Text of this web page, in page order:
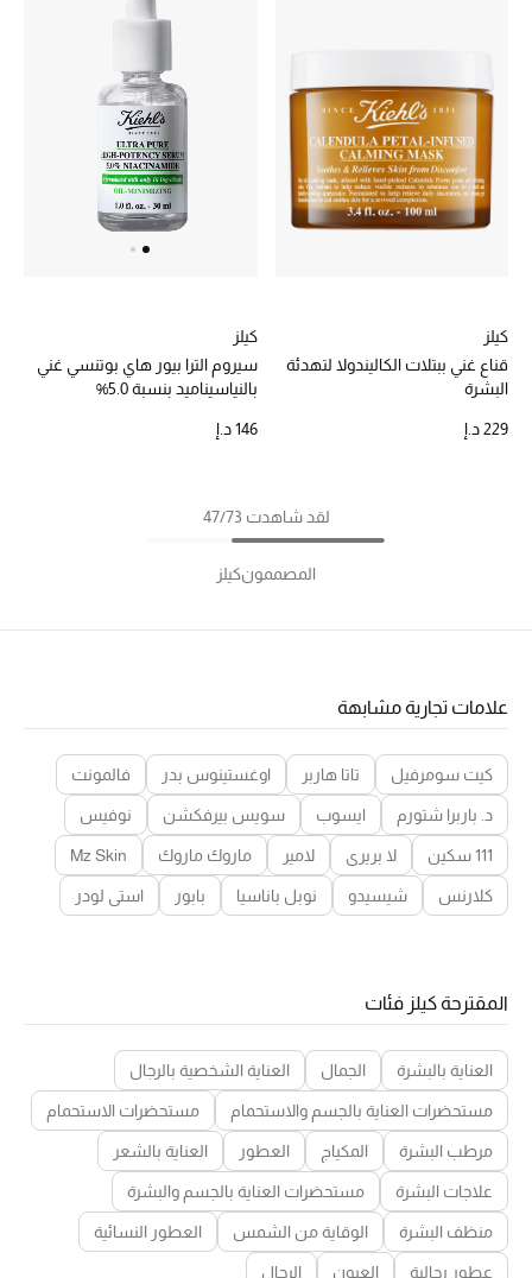
كيلز
قناع غني ببتلات الكاليندولا لتهدئة
البشرة
229 د.إ
كيلز
سيروم الترا بيور هاي بوتنسي غني
بالنياسيناميد بنسبة 5.0%
146 د.إ
لقد شاهدت 47/73
المصممونكيلز
علامات تجارية مشابهة
كيت سومرفيل تاتا هاربر اوغستينوس بدر فالمونت
د. باربرا شتورم ايسوب سويس بيرفكشن نوفيس
111 سكين لا بريري لامير ماروك ماروك Mz Skin
كلارنس شيسيدو نوبل باناسيا بابور استي لودر
المقترحة كيلز فئات
العناية بالبشرة الجمال العناية الشخصية بالرجال
مستحضرات العناية بالجسم والاستحمام مستحضرات الاستحمام
مرطب البشرة المكياج العطور العناية بالشعر
علاجات البشرة مستحضرات العناية بالجسم والبشرة
منظف البشرة الوقاية من الشمس العطور النسائية
عطور رجالية العيون الرجال